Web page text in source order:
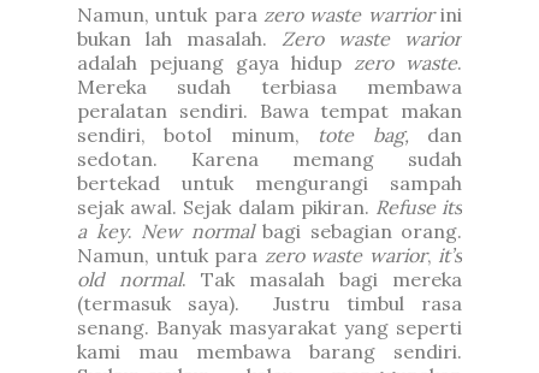
Namun, untuk para zero waste warriorini
bukan lah masalah. Zero waste warior
adalah pejuang gaya hidup zero waste.
Mereka sudah terbiasa membawa
peralatan sendiri. Bawa tempat makan
sendiri, botol minum, tote bag, dan
sedotan. Karena memang sudah
bertekad untuk mengurangi sampah
sejak awal. Sejak dalam pikiran. Refuse its
a key. New normalbagi sebagian orang.
Namun, untuk para zero waste warior, it’s
old normal. Tak masalah bagi mereka
(termasuk saya).
Justru timbul rasa
senang. Banyak masyarakat yang seperti
kami mau membawa barang sendiri.